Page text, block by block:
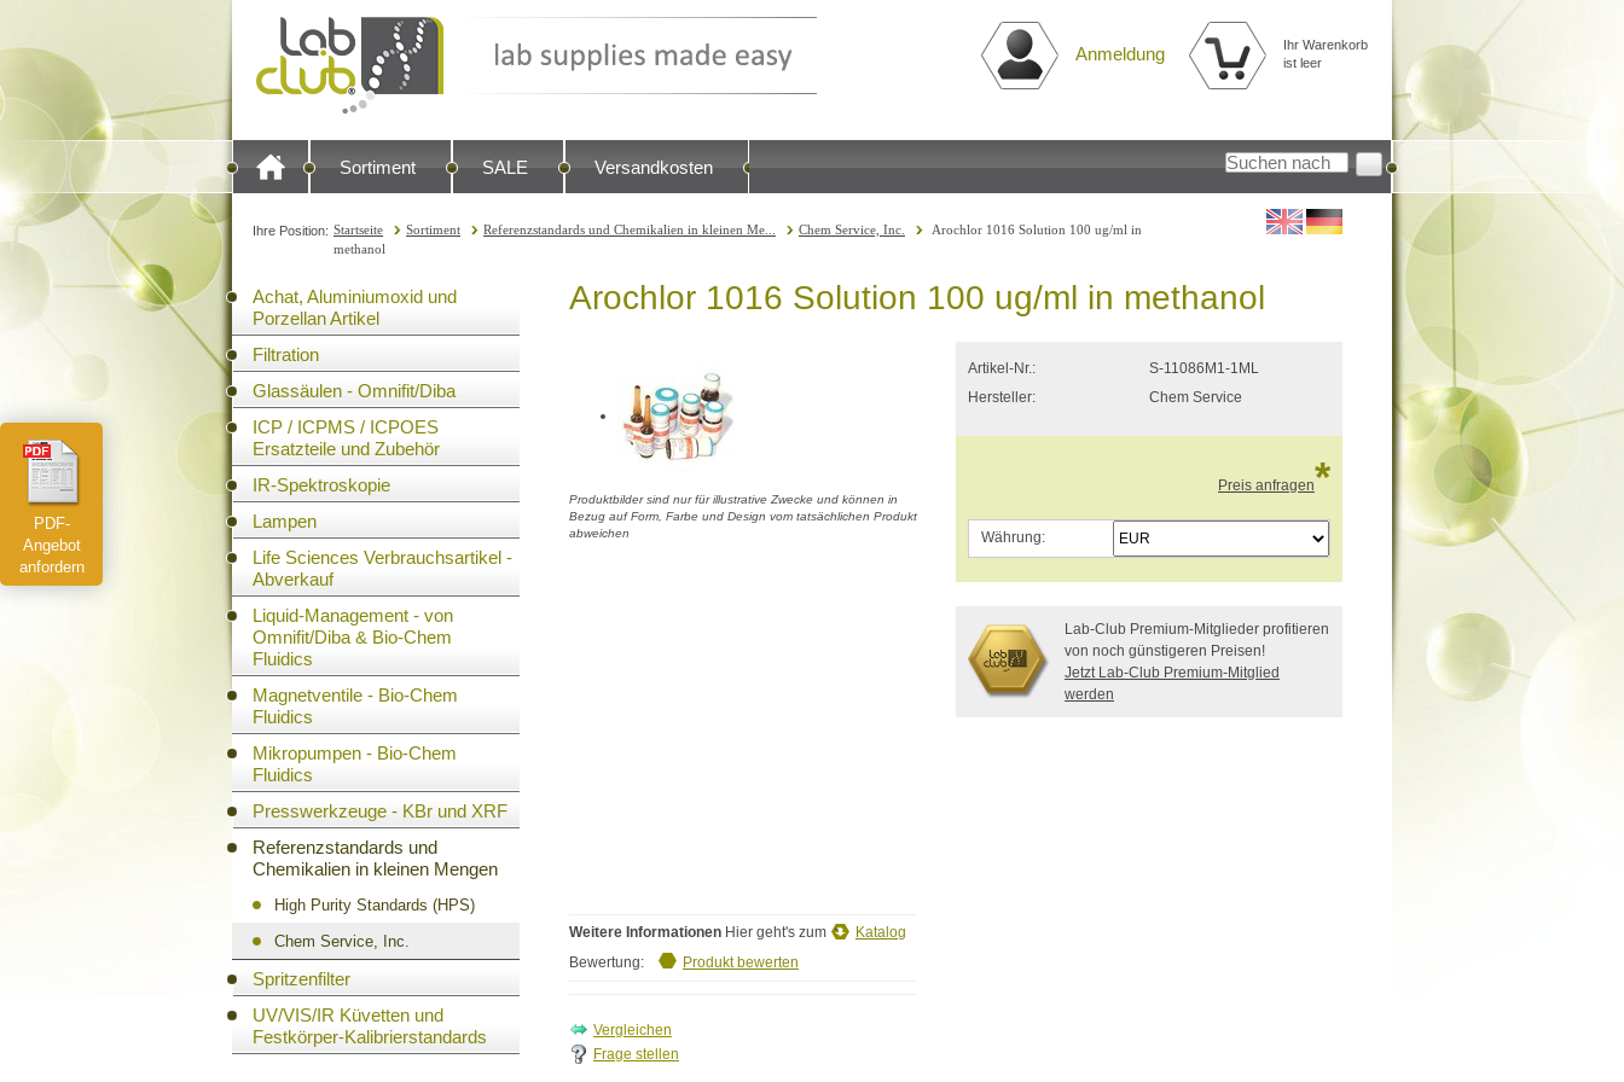
Anmeldung
Ihr Warenkorb
ist leer
Sortiment SALE Versandkosten
Ihre Position: Startseite Sortiment Referenzstandards und Chemikalien in kleinen Me... Chem Service, Inc.
Arochlor 1016 Solution 100 ug/ml in
methanol
Achat, Aluminiumoxid und
Porzellan Artikel
Filtration
Glassäulen - Omnifit/Diba
ICP / ICPMS / ICPOES
Ersatzteile und Zubehör
IR-Spektroskopie
Lampen
Life Sciences Verbrauchsartikel -
Abverkauf
Liquid-Management - von
Omnifit/Diba & Bio-Chem
Fluidics
Magnetventile - Bio-Chem
Fluidics
Mikropumpen - Bio-Chem
Fluidics
Presswerkzeuge - KBr und XRF
Referenzstandards und
Chemikalien in kleinen Mengen
High Purity Standards (HPS)
Chem Service, Inc.
Spritzenfilter
UV/VIS/IR Küvetten und
Festkörper-Kalibrierstandards
PDF-
Angebot
anfordern
Arochlor 1016 Solution 100 ug/ml in methanol
Produktbilder sind nur für illustrative Zwecke und können in
Bezug auf Form, Farbe und Design vom tatsächlichen Produkt
abweichen
Weitere Informationen Hier geht's zum
Katalog
Bewertung:
Produkt bewerten
Frage stellen
Artikel-Nr.:
S-11086M1-1ML
Hersteller:
Chem Service
Preis anfragen*
Währung:
Lab-Club Premium-Mitglieder profitieren
von noch günstigeren Preisen!
Jetzt Lab-Club Premium-Mitglied
werden